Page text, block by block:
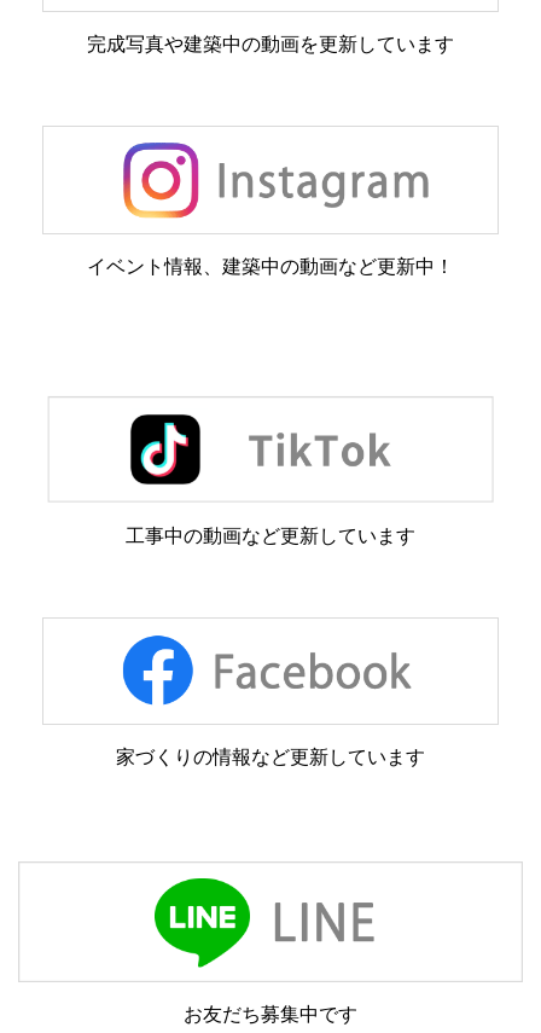
完成写真や建築中の動画を更新しています
イベント情報、建築中の動画など更新中！
工事中の動画など更新しています
家づくりの情報など更新しています
お友だち募集中です